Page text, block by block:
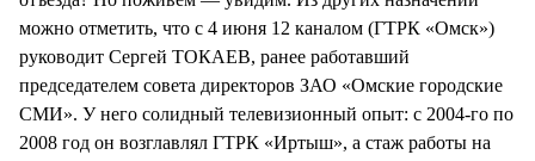
можно отметить, что с 4 июня 12 каналом (ГТРК «Омск»)
руководит Сергей ТОКАЕВ, ранее работавший
председателем совета директоров ЗАО «Омские городские
СМИ». У него солидный телевизионный опыт: с 2004-го по
2008 год он возглавлял ГТРК «Иртыш», а стаж работы на